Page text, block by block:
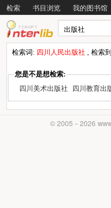
检索 书目浏览 我的图书馆
检索词: 四川人民出版社 , 检索
您是不是想检索:
四川美术出版社
四川教育出
© 2005－ 2026